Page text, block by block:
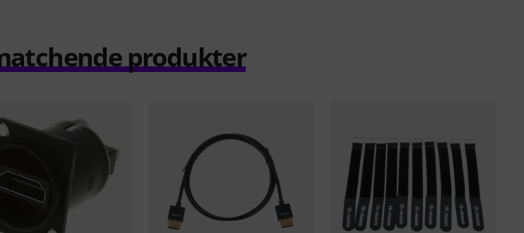
produkter